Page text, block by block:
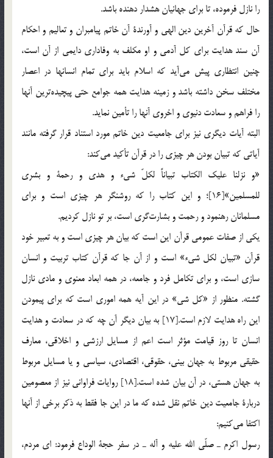
را نازل فرموده، تا براي جهانيان هشدار دهنده باشد.
حال كه قرآن آخرين دين الهي و آورندة آن خاتم پيامبران و تعاليم و احكام
آن سند هدايت براي كل آدمي و او مكلف به وفاداري دايمي از آن است،
‌چنين انتظاري پيش مي‌آيد كه اسلام بايد براي تمام انسانها در اعصار
مختلف سخن داشته باشد و زمينه هدايت همه جوامع حتي پيچيده‌ترين آنها
را فراهم و سعادت دنيوي و اخروي آنها را تأمين نمايد.
البته آيات ديگري نيز براي جامعيت دين خاتم مورد استناد قرار گرفته مانند
آياتي كه تبيان بودن هر چيزي را در قرآن تأكيد مي‌كند:
«و نزلنا عليك الكتاب تبياناً لكلّ شيء و هدي و رحمة و بشري
للمسلمين»[16]؛ و اين كتاب را كه روشنگر هر چيزي است و براي
مسلمانان رهنمود و رحمت و بشارت‌گري است، بر تو نازل كرديم.
يكي از صفات عمومي قرآن اين است كه بيان هر چيزي است و به تعبير خود
قرآن «تبيان لكل شيء» است و از آن جا كه قرآن كتاب تربيت و انسان
سازي است، و براي تكامل فرد و جامعه، در همه ابعاد معنوي و مادي نازل
گشته. منظور از «كل شي» در اين آيه همه اموري است كه براي پيمودن
اين راه هدايت لازم است.[17] به بيان ديگر آن چه كه در سعادت و هدايت
انسان تا روز قيامت مؤثر است اعم از مسايل ارزشي و اخلاقي، معارف
حقيقي مربوط به جهان بيني، حقوقي، اقتصادي، سياسي و يا مسايل مربوط
به جهان هستي، در آن بيان شده است.[18] روايات فراواني نيز از معصومين
دربارة جامعيت دين خاتم نقل شده كه ما در اين جا فقط به ذكر برخي از آنها
اكتفا مي‌كنيم:
رسول اكرم ـ صلّي الله عليه و آله ـ در سفر حجة الوداع فرمود: اي مردم،